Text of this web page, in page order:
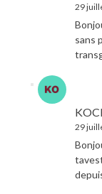
29
sans
29